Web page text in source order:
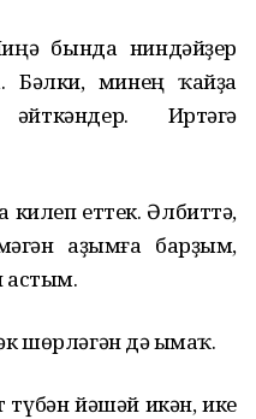
бында ниндәйҙер
Бәлки, минең ҡайҙа
Иртәгә
еттек. Әлбиттә,
аҙымға барҙым,
астым.
шөрләгән дә һымаҡ.
түбән йәшәй икән, ике